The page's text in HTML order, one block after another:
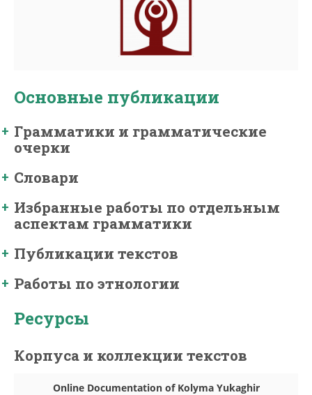
Основные публикации
Грамматики и грамматические
очерки
Словари
Избранные работы по отдельным
аспектам грамматики
Публикации текстов
Работы по этнологии
Ресурсы
Корпуса и коллекции текстов
Online Documentation of Kolyma Yukaghir